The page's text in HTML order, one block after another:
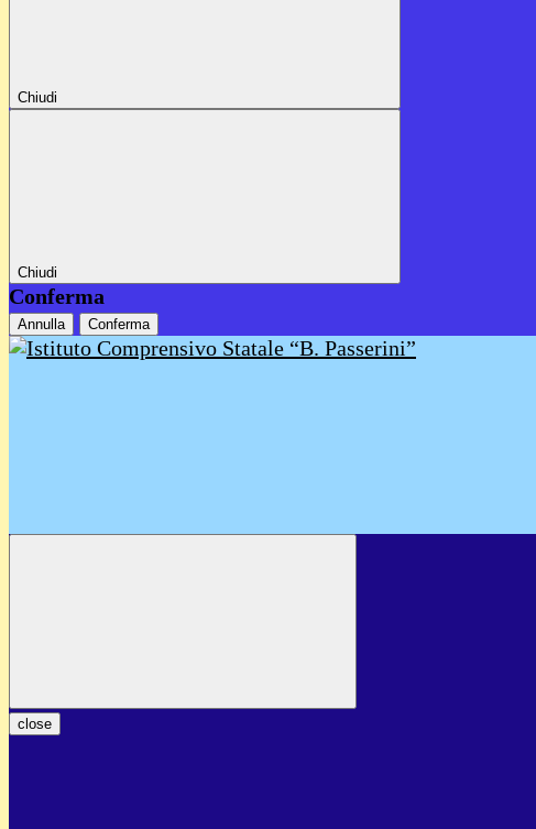
Chiudi
Chiudi
Conferma
Annulla Conferma
close